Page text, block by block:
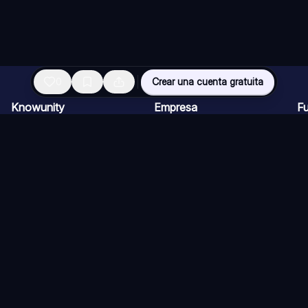
Crear una cuenta gratuita
Knowunity Empresa